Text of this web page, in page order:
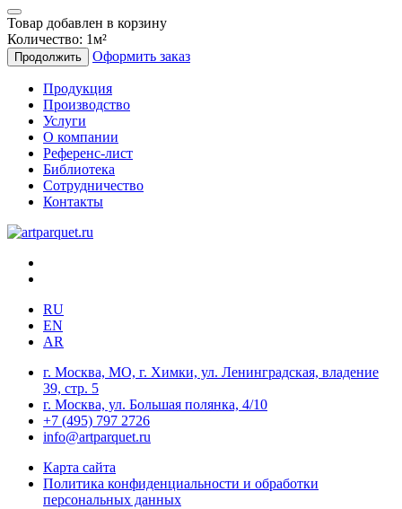
Товар добавлен в корзину
Количество: 1м²
Продолжить Оформить заказ
Продукция
Производство
Услуги
О компании
Референс-лист
Библиотека
Сотрудничество
Контакты
RU
EN
AR
г. Москва, МО, г. Химки, ул. Ленинградская, владение
39, стр. 5
г. Москва, ул. Большая полянка, 4/10
+7 (495) 797 2726
info@artparquet.ru
Карта сайта
Политика конфиденциальности и обработки
персональных данных